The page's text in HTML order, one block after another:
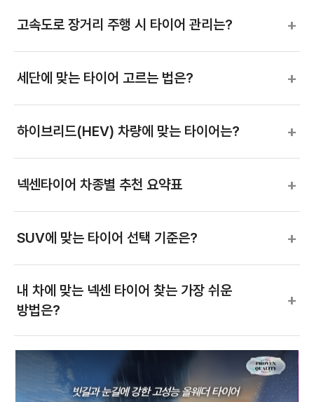
고속도로 장거리 주행 시 타이어 관리는? +
세단에 맞는 타이어 고르는 법은? +
하이브리드(HEV) 차량에 맞는 타이어는? +
넥센타이어 차종별 추천 요약표 +
SUV에 맞는 타이어 선택 기준은? +
내 차에 맞는 넥센 타이어 찾는 가장 쉬운
방법은?
+
비 오면 타이어가 미끄러워요